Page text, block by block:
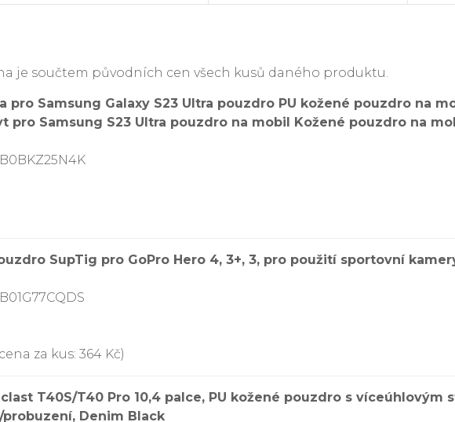
je součtem původních cen všech kusů daného produktu.
pro Samsung Galaxy S23 Ultra pouzdro PU kožené pouzdro na
pro Samsung S23 Ultra pouzdro na mobil Kožené pouzdro na
SupTig pro GoPro Hero 4, 3+, 3, pro použití sportovní
za kus: 364 Kč)
T40S/T40 Pro 10,4 palce, PU kožené pouzdro s víceúhlovým
Denim Black